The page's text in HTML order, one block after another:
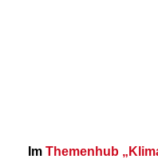
Im Themenhub